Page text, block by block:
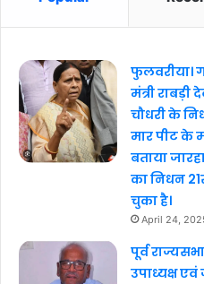
फुलवरीया।
मंत्री राबड़ी
चौधरी के
मार पीट के
बताया
का निधन
चुका है।
April 24,
पूर्व
उपाध्यक्ष